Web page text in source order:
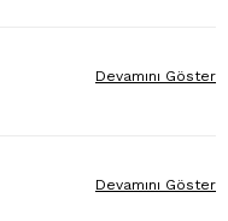
Devamını Göster
Devamını Göster